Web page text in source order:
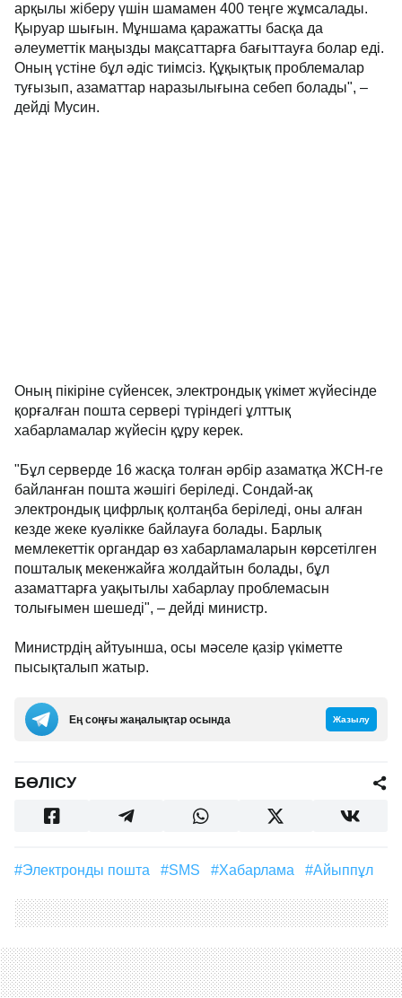
арқылы жіберу үшін шамамен 400 теңге жұмсалады.
Қыруар шығын. Мұншама қаражатты басқа да
әлеуметтік маңызды мақсаттарға бағыттауға болар еді.
Оның үстіне бұл әдіс тиімсіз. Құқықтық проблемалар
туғызып, азаматтар наразылығына себеп болады", –
дейді Мусин.
Оның пікіріне сүйенсек, электрондық үкімет жүйесінде
қорғалған пошта сервері түріндегі ұлттық
хабарламалар жүйесін құру керек.
"Бұл серверде 16 жасқа толған әрбір азаматқа ЖСН-ге
байланған пошта жәшігі беріледі. Сондай-ақ
электрондық цифрлық қолтаңба беріледі, оны алған
кезде жеке куәлікке байлауға болады. Барлық
мемлекеттік органдар өз хабарламаларын көрсетілген
пошталық мекенжайға жолдайтын болады, бұл
азаматтарға уақытылы хабарлау проблемасын
толығымен шешеді", – дейді министр.
Министрдің айтуынша, осы мәселе қазір үкіметте
пысықталып жатыр.
Ең соңғы жаңалықтар осында Жазылу
БӨЛІСУ
#Электронды пошта #SMS #хабарлама #айыппұл